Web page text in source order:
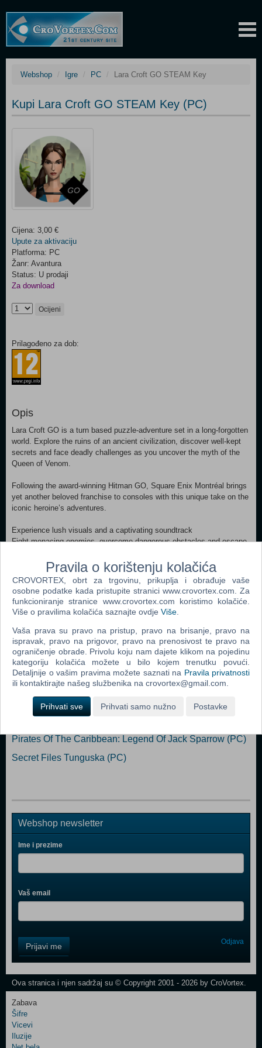
Webshop Igre PC Lara Croft GO STEAM Key
Kupi Lara Croft GO STEAM Key (PC)
Cijena: 3,00 €
Upute za aktivaciju
Platforma: PC
Žanr: Avantura
Status: U prodaji
Za download
Ocijeni
Prilagođeno za dob:
Opis
Lara Croft GO is a turn based puzzle-adventure set in a long-forgotten
world. Explore the ruins of an ancient civilization, discover well-kept
secrets and face deadly challenges as you uncover the myth of the
Queen of Venom.
Following the award-winning Hitman GO, Square Enix Montréal brings
yet another beloved franchise to consoles with this unique take on the
iconic heroine’s adventures.
Experience lush visuals and a captivating soundtrack
Fight menacing enemies, overcome dangerous obstacles and escape
Collect ancient relics and unlock new outfits for Lara
The Lara Croft GO Steam version offers unlimited hints and all outfits
for free
Dodaj u košaricu
Popularno
Shrek The Third (N) (PC)
Tomb Raider: Anniversary (PC)
Fahrenheit (N) (PC)
Pirates Of The Caribbean: Legend Of Jack Sparrow (PC)
Secret Files Tunguska (PC)
Webshop newsletter
Ime i prezime
Vaš email
Field
One
Control
Two
Prijavi me Odjava
Ova stranica i njen sadržaj su © Copyright 2001 - 2026 by CroVortex.
Zabava
Šifre
Vicevi
Iluzije
Pravila o korištenju kolačića
CROVORTEX, obrt za trgovinu, prikuplja i obrađuje vaše
osobne podatke kada pristupite stranici www.crovortex.com. Za
funkcioniranje stranice www.crovortex.com koristimo kolačiće.
Više o pravilima kolačića saznajte ovdje Više
Vaša prava su pravo na pristup, pravo na brisanje, pravo na
ispravak, pravo na prigovor, pravo na prenosivost te pravo na
ograničenje obrade. Privolu koju nam dajete klikom na pojedinu
kategoriju kolačića možete u bilo kojem trenutku povući.
Detaljnije o vašim pravima možete saznati na Pravila privatnosti
ili kontaktirajte našeg službenika na crovortex@gmail.com.
Prihvati sve Prihvati samo nužno Postavke